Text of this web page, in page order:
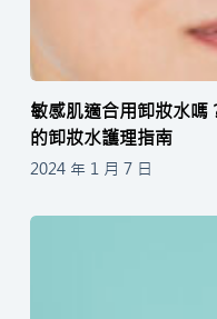
敏感肌適合用卸妝水嗎
的卸妝水護理指南
2024 年 1 月 7 日